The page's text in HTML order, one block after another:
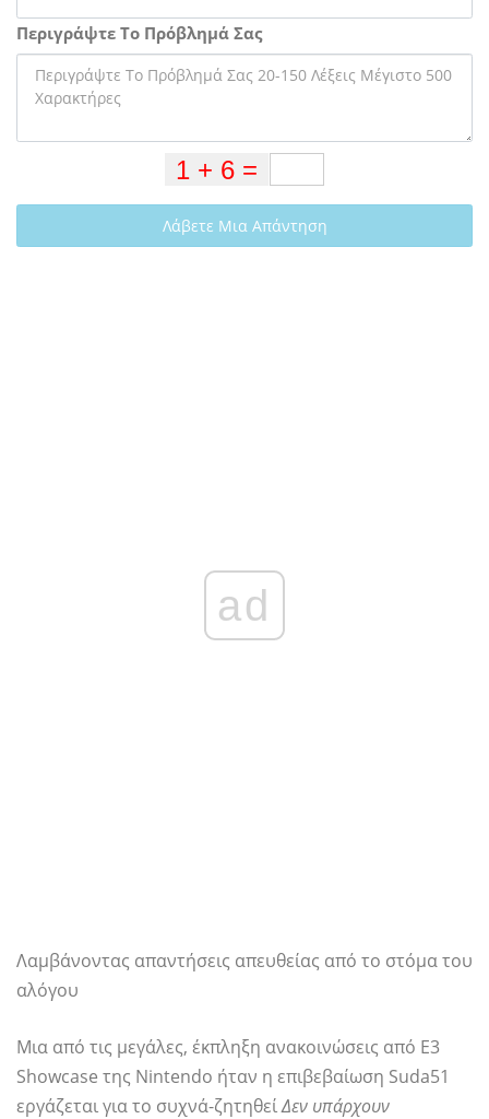
Περιγράψτε Το Πρόβλημά Σας
Λάβετε Μια Απάντηση
ad
Λαμβάνοντας απαντήσεις απευθείας από το στόμα του
αλόγου
Μια από τις μεγάλες, έκπληξη ανακοινώσεις από E3
Showcase της Nintendo ήταν η επιβεβαίωση Suda51
εργάζεται για το συχνά-ζητηθείΔεν υπάρχουν